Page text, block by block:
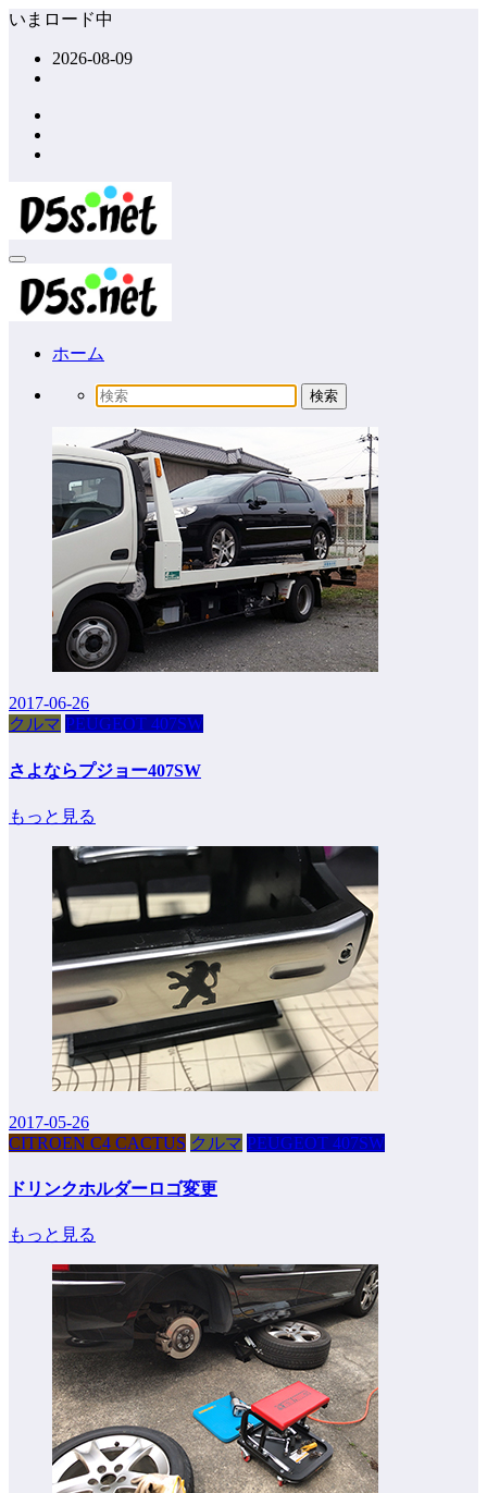
コ
ッ
プ
いまロード中
2026-08-09
ホーム
2017-06-26
クルマ PEUGEOT 407SW
さよならプジョー407SW
もっと見る
2017-05-26
CITROEN C4 CACTUS クルマ PEUGEOT 407SW
ドリンクホルダーロゴ変更
もっと見る